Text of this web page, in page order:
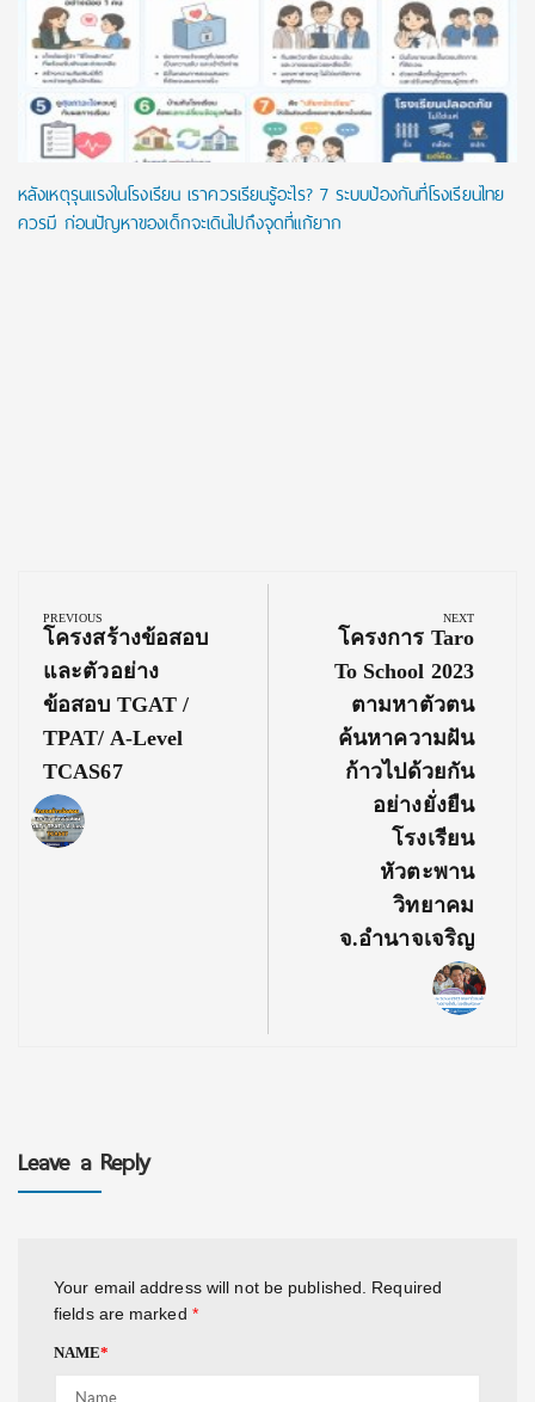
หลังเหตุรุนแรงในโรงเรียน เราควรเรียนรู้อะไร? 7 ระบบป้องกันที่โรงเรียนไทย
ควรมี ก่อนปัญหาของเด็กจะเดินไปถึงจุดที่แก้ยาก
navigation
PREVIOUS
Previous
Post:
โครงสร้างข้อสอบ
และตัวอย่าง
ข้อสอบ TGAT /
TPAT/ A-Level
TCAS67
NEXT
Next
Post:
โครงการ Taro
To School 2023
ตามหาตัวตน
ค้นหาความฝัน
ก้าวไปด้วยกัน
อย่างยั่งยืน
โรงเรียน
หัวตะพาน
วิทยาคม
จ.อำนาจเจริญ
Leave a Reply
Your email address will not be published. Required
fields are marked *
NAME*